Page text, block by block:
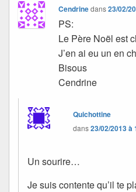
Cendrinedans23/02/
PS:
Le Père Noël est
J’en ai eu un en
Bisous
Cendrine
Quichottine
dans23/02/2013 à
Un sourire…
Je suis contente qu’il te